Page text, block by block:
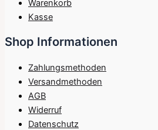
Warenkorb
Kasse
Shop Informationen
Zahlungsmethoden
Versandmethoden
AGB
Widerruf
Datenschutz